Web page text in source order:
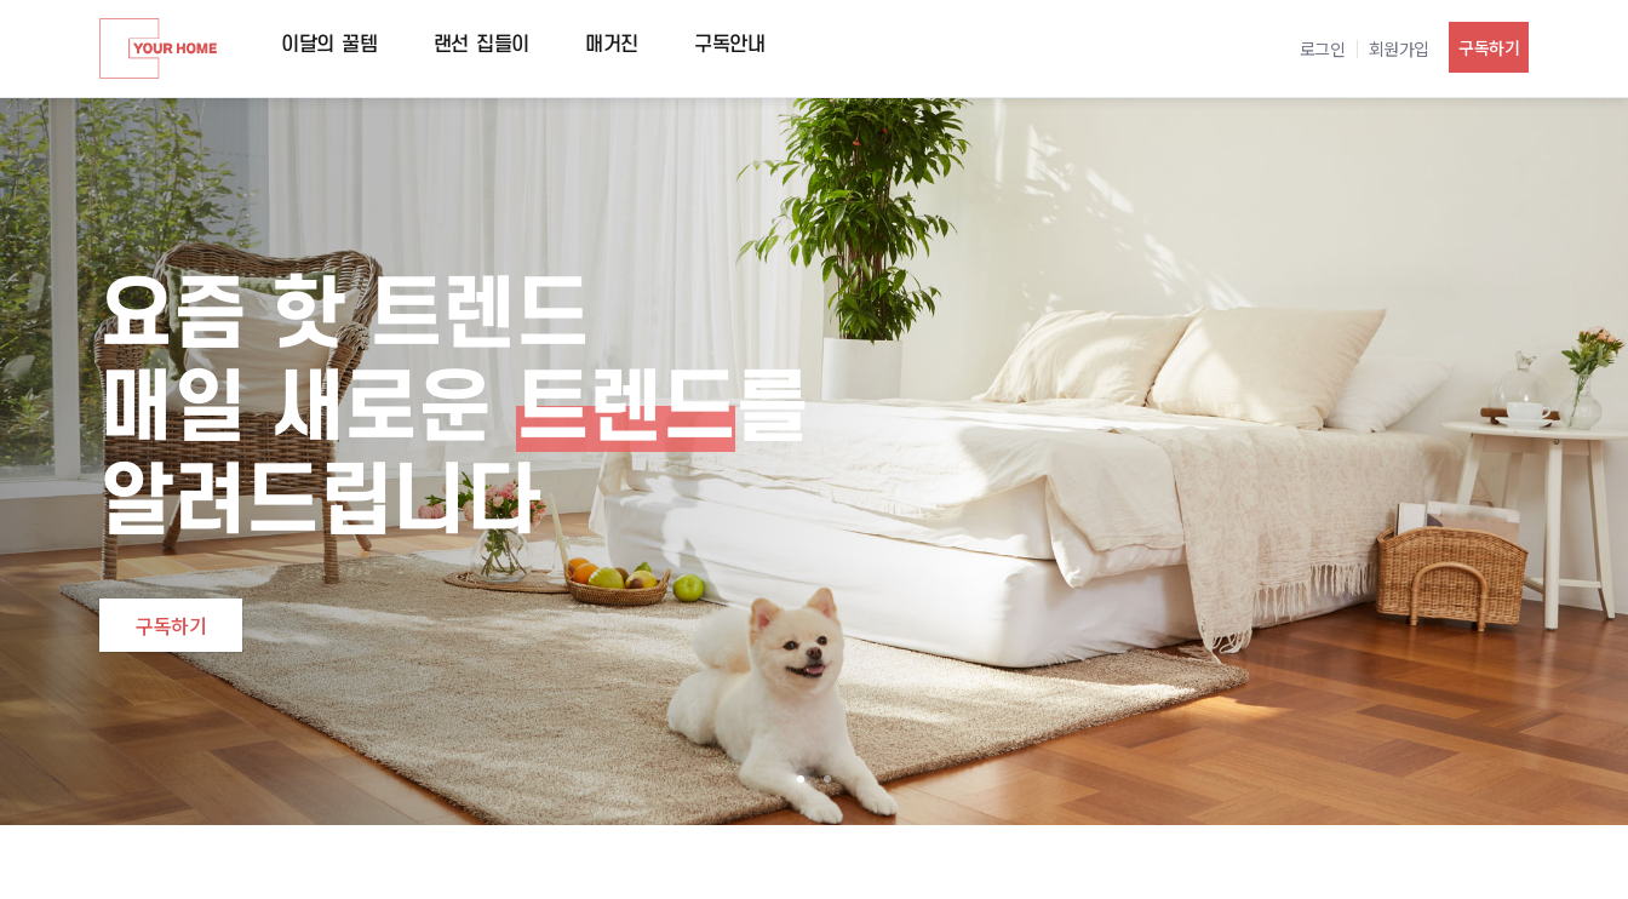
로그인 회원가입 구독하기
이달의 꿀템 랜선 집들이 매거진 구독안내
요즘 핫 트렌드
매일 새로운 트렌드를
알려드립니다
구독하기